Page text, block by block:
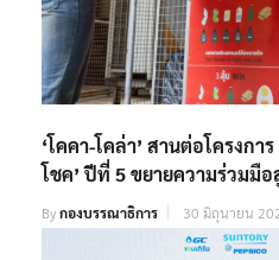
‘โคคา-โคล่า’ สานต่อโครงก
โชค’ ปีที่ 5 ขยายความร่วมมื
Byกองบรรณาธิการ 30 มิถุนายน